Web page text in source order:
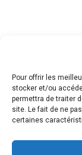
Pour offrir les
stocker et/ou
permettra de traiter
site. Le fait de ne
certaines